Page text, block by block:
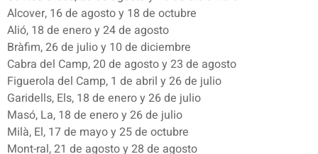
Alcover, 16 de agosto y 18 de octubre
Alió, 18 de enero y 24 de agosto
Bràfim, 26 de julio y 10 de diciembre
Cabra del Camp, 20 de agosto y 23 de agosto
Figuerola del Camp, 1 de abril y 26 de julio
Garidells, Els, 18 de enero y 26 de julio
Masó, La, 18 de enero y 26 de julio
Milà, El, 17 de mayo y 25 de octubre
Mont-ral, 21 de agosto y 28 de agosto